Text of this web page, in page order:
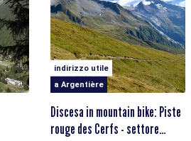
indirizzo utile
a Argentière
Discesa in mountain bike: Piste
rouge des Cerfs - settore